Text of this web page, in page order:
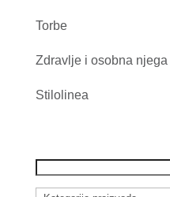
Torbe
Zdravlje i osobna njega
Stilolinea